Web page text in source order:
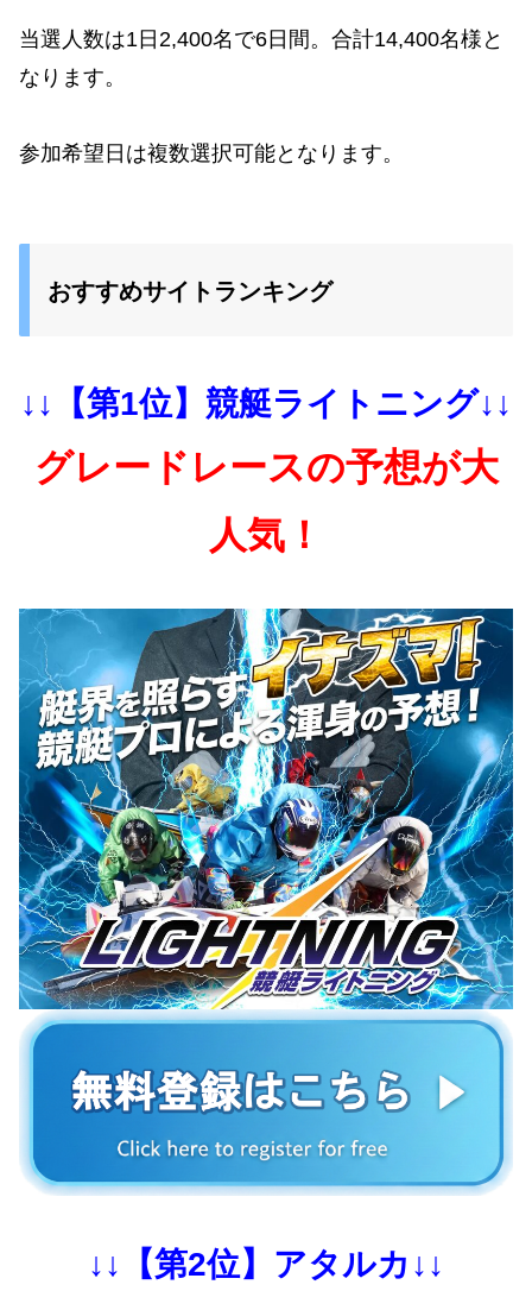
当選人数は1日2,400名で6日間。合計14,400名様と
なります。
参加希望日は複数選択可能となります。
おすすめサイトランキング
↓↓【第1位】競艇ライトニング↓↓
グレードレースの予想が大
人気！
↓↓【第2位】アタルカ↓↓